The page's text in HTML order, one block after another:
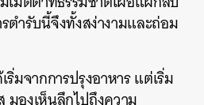
ตำรับนี้จึงทั้งสง่างามและถ่อม
ริ่มจากการปรุงอาหาร แต่เริ่ม